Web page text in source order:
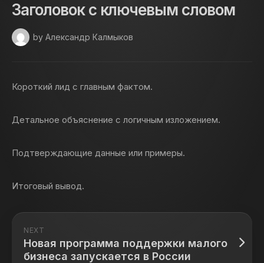
Заголовок с ключевым словом
by Александр Калмыков
Короткий лид с главным фактом.
Детальное объяснение с логичным изложением.
Подтверждающие данные или примеры.
Итоговый вывод.
NEXT
Новая программа поддержки малого
бизнеса запускается в России